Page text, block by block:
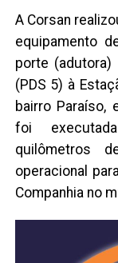
A Corsan
equipamento
porte
(PDS 5) à
bairro Paraíso,
foi
quilômetros
operacional
Companhia no